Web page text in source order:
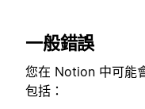
一般錯誤
您在 Notion 中可能
包括：